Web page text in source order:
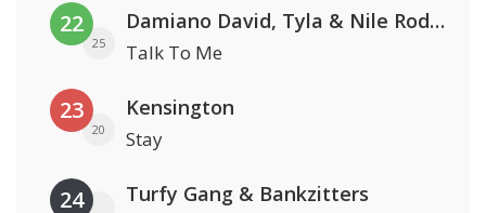
22
25
Damiano David, Tyla & Nile Rodgers
Talk To Me
23
20
Kensington
Stay
24 Turfy Gang & Bankzitters